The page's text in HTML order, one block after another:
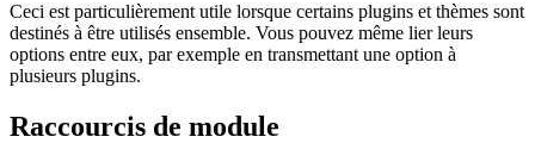
Ceci est particulièrement utile lorsque certains plugins et thèmes sont
destinés à être utilisés ensemble. Vous pouvez même lier leurs
options entre eux, par exemple en transmettant une option à
plusieurs plugins.
Raccourcis de module